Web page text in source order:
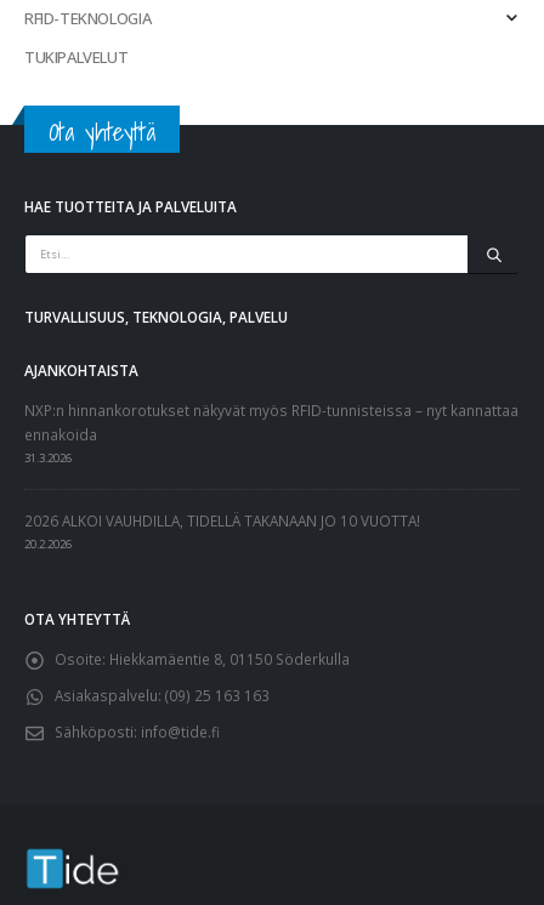
RFID-TEKNOLOGIA
TUKIPALVELUT
Ota yhteyttä
HAE TUOTTEITA JA PALVELUITA
TURVALLISUUS, TEKNOLOGIA, PALVELU
AJANKOHTAISTA
NXP:n hinnankorotukset näkyvät myös RFID-tunnisteissa – nyt kannattaa
ennakoida
31.3.2026
2026 ALKOI VAUHDILLA, TIDELLÄ TAKANAAN JO 10 VUOTTA!
20.2.2026
OTA YHTEYTTÄ
Osoite: Hiekkamäentie 8, 01150 Söderkulla
Asiakaspalvelu: (09) 25 163 163
Sähköposti: info@tide.fi